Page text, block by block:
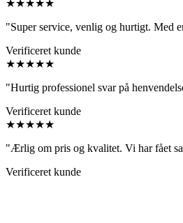
★★★★★
"Super service, venlig og hurtigt. Med
Verificeret kunde
★★★★★
"Hurtig professionel svar på
Verificeret kunde
★★★★★
"Ærlig om pris og kvalitet. Vi har fået
Verificeret kunde